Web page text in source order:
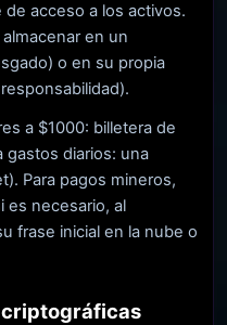
acceso a los activos.
en un
o en su propia
a $1000: billetera de
gastos diarios: una
Para pagos mineros,
es necesario, al
frase inicial en la nube o
criptográficas